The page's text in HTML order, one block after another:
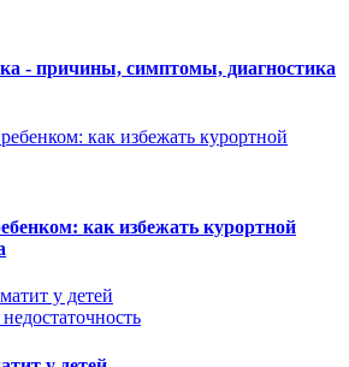
- причины, симптомы, диагностика
как избежать курортной